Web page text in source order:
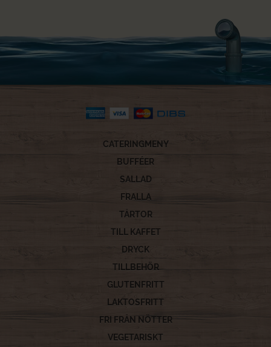
CATERINGMENY
BUFFÉER
SALLAD
FRALLA
TÅRTOR
TILL KAFFET
DRYCK
TILLBEHÖR
GLUTENFRITT
LAKTOSFRITT
FRI FRÅN NÖTTER
VEGETARISKT